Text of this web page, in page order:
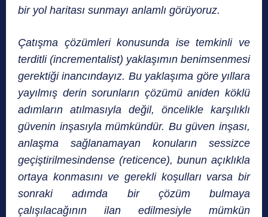
bir yol haritası sunmayı anlamlı görüyoruz.
Çatışma çözümleri konusunda ise temkinli ve
terditli (incrementalist) yaklaşımın benimsenmesi
gerektiği inancındayız. Bu yaklaşıma göre yıllara
yayılmış derin sorunların çözümü aniden köklü
adımların atılmasıyla değil, öncelikle karşılıklı
güvenin inşasıyla mümkündür. Bu güven inşası,
anlaşma sağlanamayan konuların sessizce
geçiştirilmesindense (reticence), bunun açıklıkla
ortaya konmasını ve gerekli koşulları varsa bir
sonraki adımda bir çözüm bulmaya
çalışılacağının ilan edilmesiyle mümkün